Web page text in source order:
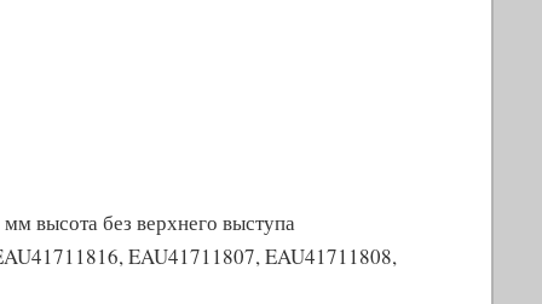
высота без верхнего выступа
EAU41711807, EAU41711808,